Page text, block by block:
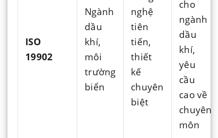
ISO
19902
Ngành
dầu
khí,
môi
trường
biển
nghệ
tiên
tiến,
thiết
kế
chuyên
biệt
cho
ngành
dầu
khí,
yêu
cầu
cao về
chuyên
môn